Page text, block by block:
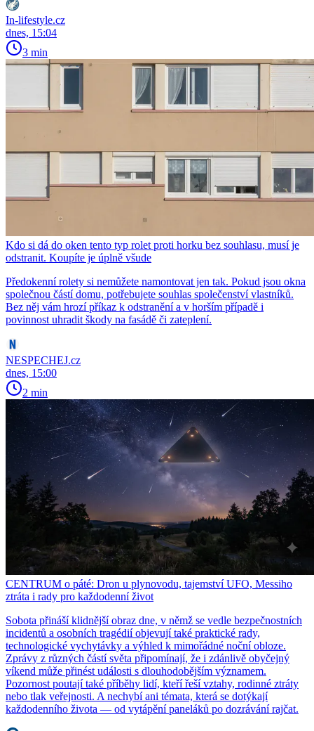
In-lifestyle.cz
dnes, 15:04
3 min
Kdo si dá do oken tento typ rolet proti horku bez souhlasu, musí je
odstranit. Koupíte je úplně všude
Předokenní rolety si nemůžete namontovat jen tak. Pokud jsou okna
společnou částí domu, potřebujete souhlas společenství vlastníků.
Bez něj vám hrozí příkaz k odstranění a v horším případě i
povinnost uhradit škody na fasádě či zateplení.
NESPECHEJ.cz
dnes, 15:00
2 min
CENTRUM o páté: Dron u plynovodu, tajemství UFO, Messiho
ztráta i rady pro každodenní život
Sobota přináší klidnější obraz dne, v němž se vedle bezpečnostních
incidentů a osobních tragédií objevují také praktické rady,
technologické vychytávky a výhled k mimořádné noční obloze.
Zprávy z různých částí světa připomínají, že i zdánlivě obyčejný
víkend může přinést události s dlouhodobějším významem.
Pozornost poutají také příběhy lidí, kteří řeší vztahy, rodinné ztráty
nebo tlak veřejnosti. A nechybí ani témata, která se dotýkají
každodenního života — od vytápění paneláků po dozrávání rajčat.